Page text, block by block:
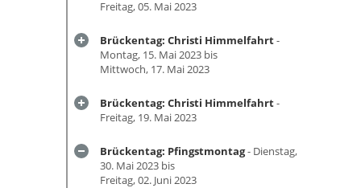
Freitag, 05. Mai 2023
Brückentag: Christi Himmelfahrt-
Montag, 15. Mai 2023 bis
Mittwoch, 17. Mai 2023
Brückentag: Christi Himmelfahrt-
Freitag, 19. Mai 2023
Brückentag: Pfingstmontag- Dienstag,
30. Mai 2023 bis
Freitag, 02. Juni 2023